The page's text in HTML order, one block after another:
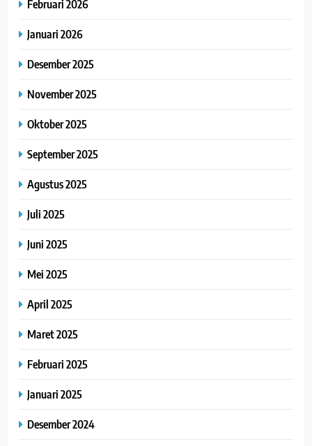
Februari 2026
Januari 2026
Desember 2025
November 2025
Oktober 2025
September 2025
Agustus 2025
Juli 2025
Juni 2025
Mei 2025
April 2025
Maret 2025
Februari 2025
Januari 2025
Desember 2024